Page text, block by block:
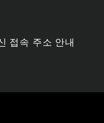
접속 주소 안내